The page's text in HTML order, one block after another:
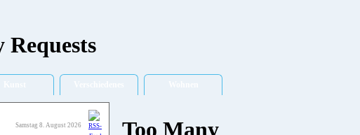
Samstag 8. August 2026